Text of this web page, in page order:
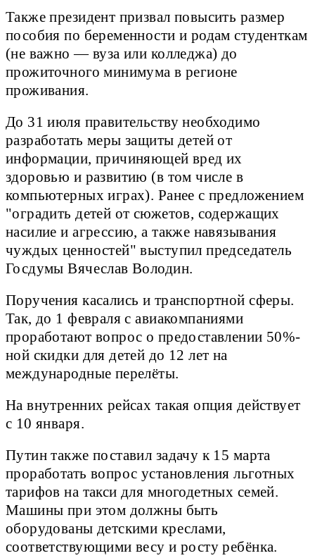
Также президент призвал повысить размер
пособия по беременности и родам студенткам
(не важно — вуза или колледжа) до
прожиточного минимума в регионе
проживания.
До 31 июля правительству необходимо
разработать меры защиты детей от
информации, причиняющей вред их
здоровью и развитию (в том числе в
компьютерных играх). Ранее с предложением
"оградить детей от сюжетов, содержащих
насилие и агрессию, а также навязывания
чуждых ценностей" выступил председатель
Госдумы Вячеслав Володин.
Поручения касались и транспортной сферы.
Так, до 1 февраля с авиакомпаниями
проработают вопрос о предоставлении 50%-
ной скидки для детей до 12 лет на
международные перелёты.
На внутренних рейсах такая опция действует
с 10 января.
Путин также поставил задачу к 15 марта
проработать вопрос установления льготных
тарифов на такси для многодетных семей.
Машины при этом должны быть
оборудованы детскими креслами,
соответствующими весу и росту ребёнка.